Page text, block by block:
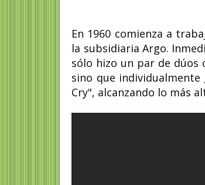
En 1960 comienza a
la subsidiaria Argo.
sólo hizo un par de dúos
sino que individualmente
Cry", alcanzando lo más